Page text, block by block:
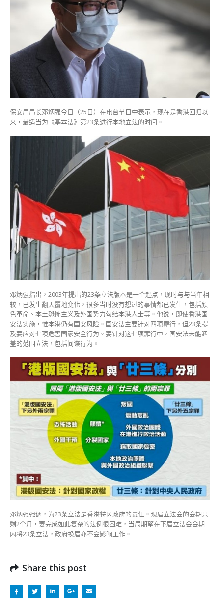
进
的
时
保安局局长邓炳强今日（25日）在电台节目中表示，现在是香港回归以
来，最适当为《基本法》第23条进行本地立法的时间。
邓炳强指出，2003年提出的23条立法版本是一个起点，现时与与当年相
较，已发生翻天覆地变化，很多当时没有想过的事情都已发生，包括颜
色革命、本土恐怖主义及外国势力勾结本港人士等。 他说，即使香港国
安法实施，惟本港仍有国安风险。 国安法主要针对四项罪行，但23条提
及要应对七项危害国家安全行为。 要针对这七项罪行中，国安法未能涵
盖的范围立法，包括间谍行为。
邓炳强强调，为23条立法是香港特区政府的责任。 现届立法会的会期只
剩2个月，要完成如此复杂的法例很困难，当局期望在下届立法会会期
内将23条立法，政府换届亦不会影响工作。
Share this post